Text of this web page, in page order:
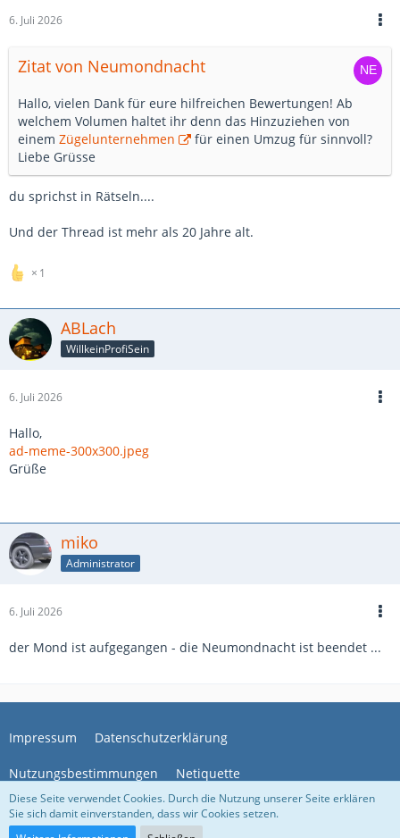
6. Juli 2026
Zitat von Neumondnacht
Hallo, vielen Dank für eure hilfreichen Bewertungen! Ab
welchem Volumen haltet ihr denn das Hinzuziehen von
einem Zügelunternehmen
für einen Umzug für sinnvoll?
Liebe Grüsse
du sprichst in Rätseln....
Und der Thread ist mehr als 20 Jahre alt.
1
ABLach
WillkeinProfiSein
6. Juli 2026
Hallo,
ad-meme-300x300.jpeg
Grüße
miko
Administrator
6. Juli 2026
der Mond ist aufgegangen - die Neumondnacht ist beendet ...
Impressum Datenschutzerklärung
Nutzungsbestimmungen Netiquette
Community-Software:
Diese Seite verwendet Cookies. Durch die Nutzung unserer Seite erklären
Sie sich damit einverstanden, dass wir Cookies setzen.